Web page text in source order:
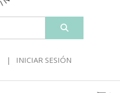
INICIAR SESIÓN